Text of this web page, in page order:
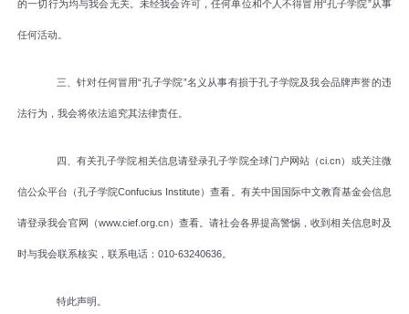
的一切行为均与我会无关。未经我会许可，任何单位和个人不得冒用“孔子学院”从事
任何活动。
三、针对任何冒用“孔子学院”名义从事有损于孔子学院及我会品牌声誉的违
法行为，我会将依法追究其法律责任。
四、有关孔子学院相关信息请登录孔子学院全球门户网站（ci.cn）或关注微
信公众平台（孔子学院Confucius Institute）查看。有关中国国际中文教育基金会信息
请登录我会官网（www.cief.org.cn）查看。请社会各界提高警惕，收到相关信息时及
时与我会联系核实，联系电话：010-63240636
特此声明。